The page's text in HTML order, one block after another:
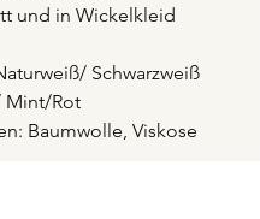
und in Wickelkleid
Schwarzweiß
Mint/Rot
Baumwolle, Viskose